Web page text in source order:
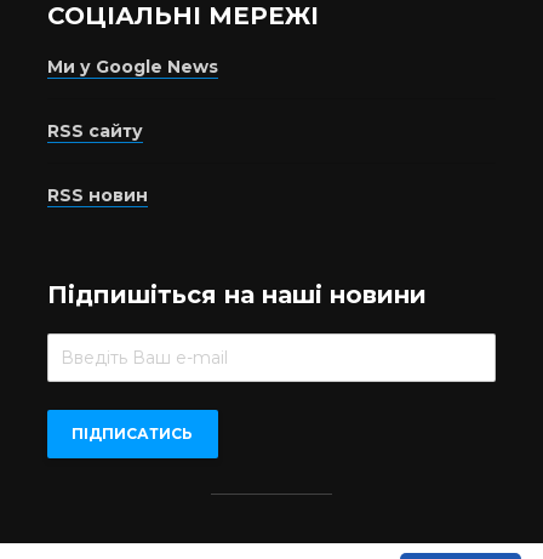
СОЦІАЛЬНІ МЕРЕЖІ
Ми у Google News
RSS сайту
RSS новин
Підпишіться на наші новини
Beer.UA © 2016-2022